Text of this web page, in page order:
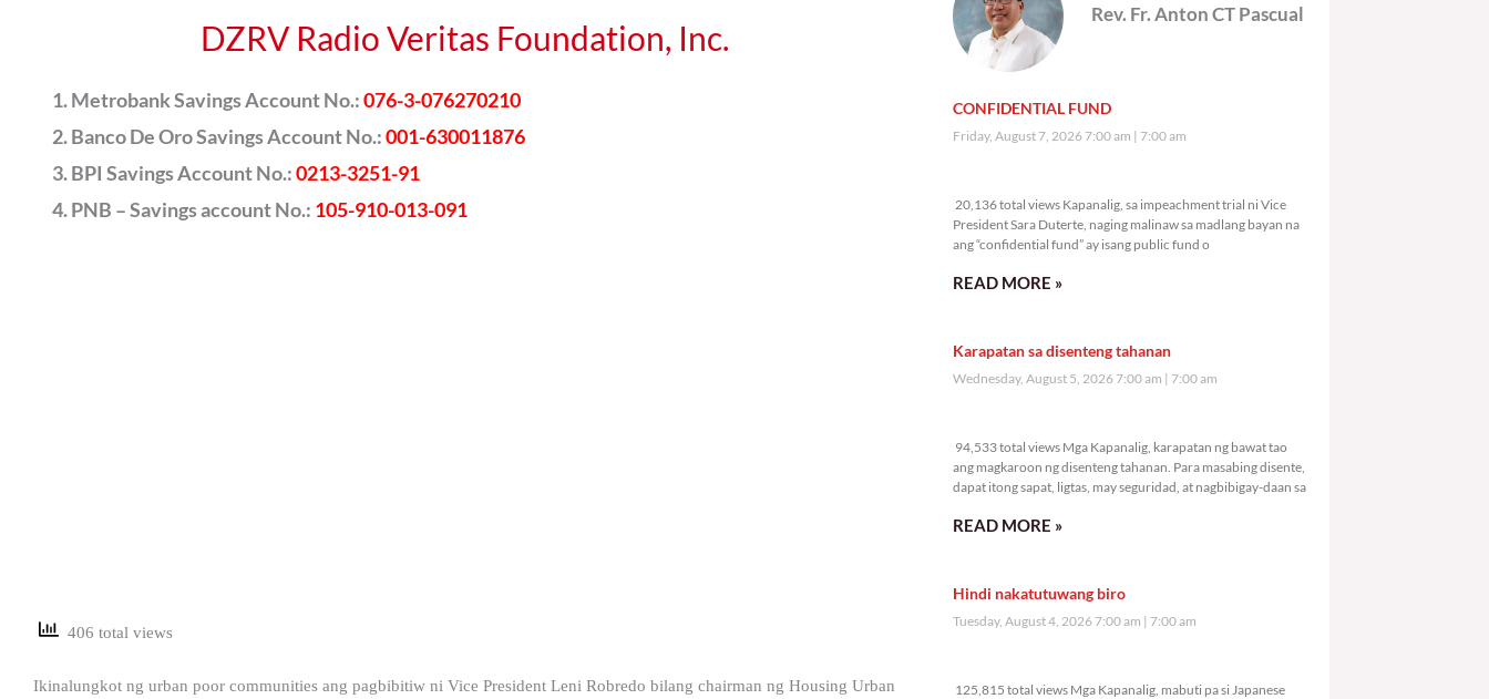
DZRV Radio Veritas Foundation, Inc.
Metrobank Savings Account No.:076-3-076270210
Banco De Oro Savings Account No.:001-630011876
BPI Savings Account No.:0213-3251-91
PNB – Savings account No.: 105-910-013-091
406 total views
Ikinalungkot ng urban poor communities ang pagbibitiw ni Vice President Leni Robredo bilang chairman ng Housing Urban
Rev. Fr. Anton CT Pascual
CONFIDENTIAL FUND
Friday, August 7, 2026 7:00 am 7:00 am
20,136 total views Kapanalig, sa impeachment trial ni Vice
President Sara Duterte, naging malinaw sa madlang bayan na
ang “confidential fund” ay isang public fund o
READ MORE »
Karapatan sa disenteng tahanan
Wednesday, August 5, 2026 7:00 am 7:00 am
94,533 total views Mga Kapanalig, karapatan ng bawat tao
ang magkaroon ng disenteng tahanan. Para masabing disente,
dapat itong sapat, ligtas, may seguridad, at nagbibigay-daan sa
READ MORE »
Hindi nakatutuwang biro
Tuesday, August 4, 2026 7:00 am 7:00 am
125,815 total views Mga Kapanalig, mabuti pa si Japanese